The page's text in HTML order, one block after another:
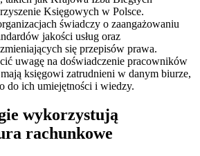
Księgowych w Polsce.
świadczy o zaangażowaniu
jakości usług oraz
się przepisów prawa.
uwagę na doświadczenie pracowników
księgowi zatrudnieni w danym biurze,
do ich umiejętności i wiedzy.
wykorzystują
rachunkowe